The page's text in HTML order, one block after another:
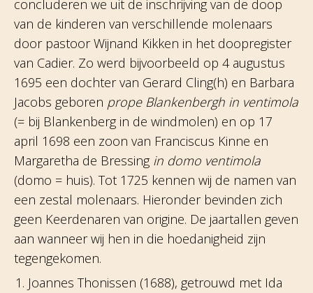
concluderen we uit de inschrijving van de doop
van de kinderen van verschillende molenaars
door pastoor Wijnand Kikken in het doopregister
van Cadier. Zo werd bijvoorbeeld op 4 augustus
1695 een dochter van Gerard Cling(h) en Barbara
Jacobs geboren prope Blankenbergh in ventimola
(= bij Blankenberg in de windmolen) en op 17
april 1698 een zoon van Franciscus Kinne en
Margaretha de Bressing in domo ventimola
(domo = huis). Tot 1725 kennen wij de namen van
een zestal molenaars. Hieronder bevinden zich
geen Keerdenaren van origine. De jaartallen geven
aan wanneer wij hen in die hoedanigheid zijn
tegengekomen.
Joannes Thonissen (1688), getrouwd met Ida